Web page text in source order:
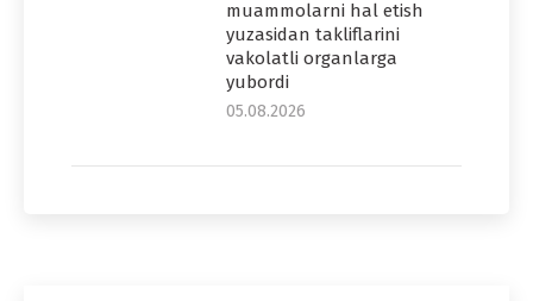
muammolarni hal etish
yuzasidan takliflarini
vakolatli organlarga
yubordi
05.08.2026